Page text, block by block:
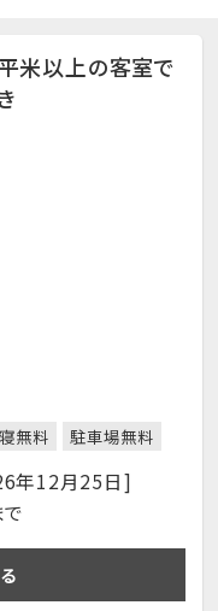
米以上の客室で
無料 駐車場無料
年12月25日]